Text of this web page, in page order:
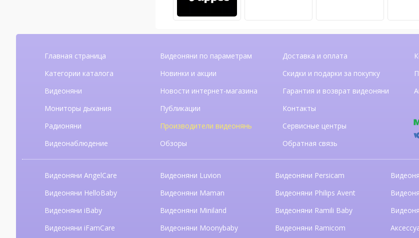
Главная страница
Категории каталога
Видеоняни
Мониторы дыхания
Радионяни
Видеонаблюдение
Видеоняни по параметрам
Новинки и акции
Новости интернет-магазина
Публикации
Производители видеонянь
Обзоры
Доставка и оплата
Скидки и подарки за покупку
Гарантия и возврат видеоняни
Контакты
Сервисные центры
Обратная связь
Видеоняни AngelCare
Видеоняни HelloBaby
Видеоняни iBaby
Видеоняни iFamCare
Видеоняни Luvion
Видеоняни Maman
Видеоняни Miniland
Видеоняни Moonybaby
Видеоняни Persicam
Видеоняни Philips Avent
Видеоняни Ramili Baby
Видеоняни Ramicom